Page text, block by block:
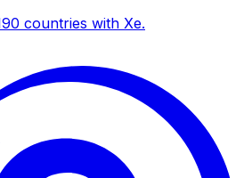
countries with Xe.